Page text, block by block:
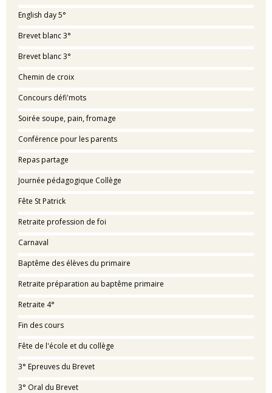
English day 5°
Brevet blanc 3°
Brevet blanc 3°
Chemin de croix
Concours défi'mots
Soirée soupe, pain, fromage
Conférence pour les parents
Repas partage
Journée pédagogique Collège
Fête St Patrick
Retraite profession de foi
Carnaval
Baptême des élèves du primaire
Retraite préparation au baptême primaire
Retraite 4°
Fin des cours
Fête de l'école et du collège
3° Epreuves du Brevet
3° Oral du Brevet